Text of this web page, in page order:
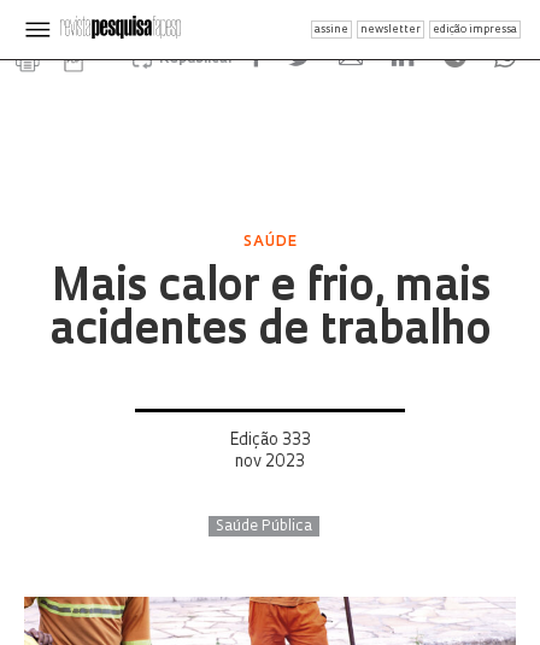
assine newsletter edição impressa
Republicar
SAÚDE
Mais calor e frio, mais
acidentes de trabalho
Edição 333
nov 2023
Saúde Pública